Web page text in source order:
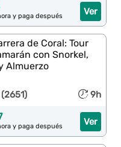
Ver
y paga después
de Coral: Tour
con Snorkel,
Almuerzo
9h
Ver
y paga después